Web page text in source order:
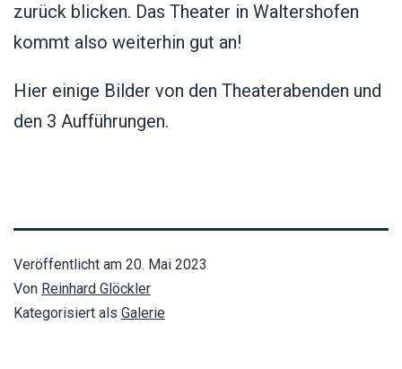
zurück blicken. Das Theater in Waltershofen
kommt also weiterhin gut an!
Hier einige Bilder von den Theaterabenden und
den 3 Aufführungen.
Veröffentlicht am 20. Mai 2023
Von Reinhard Glöckler
Kategorisiert als Galerie